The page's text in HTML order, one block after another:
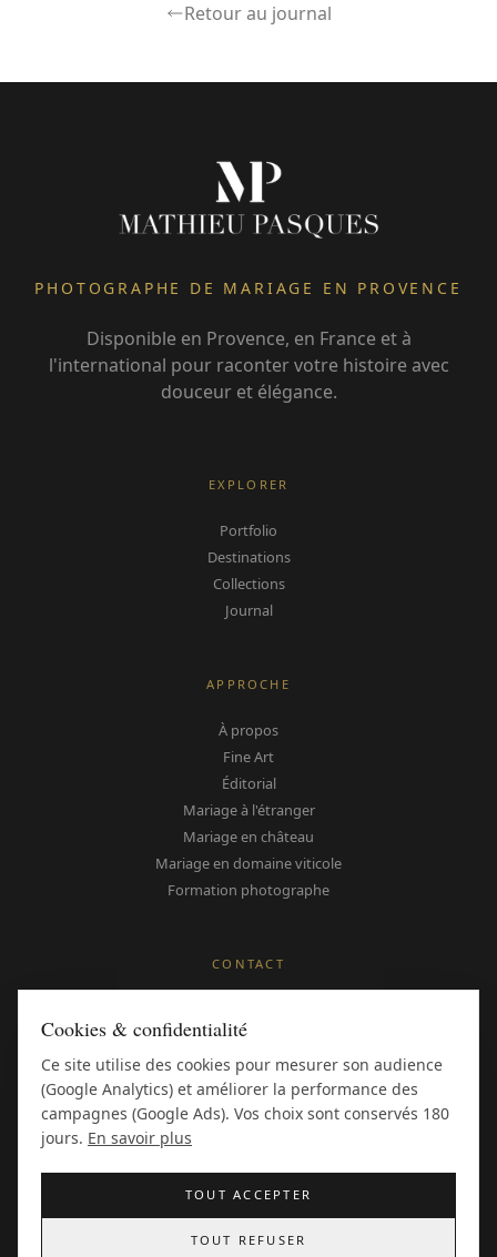
Retour au journal
PHOTOGRAPHE DE MARIAGE EN PROVENCE
Disponible en Provence, en France et à
l'international pour raconter votre histoire avec
douceur et élégance.
EXPLORER
Portfolio
Destinations
Collections
Journal
APPROCHE
À propos
Fine Art
Éditorial
Mariage à l'étranger
Mariage en château
Mariage en domaine viticole
Formation photographe
CONTACT
Instagram
Pinterest
Avis Google
Style Me Pretty
2026 Mathieu Pasques
Cookies & confidentialité
Ce site utilise des cookies pour mesurer son audience
(Google Analytics) et améliorer la performance des
campagnes (Google Ads). Vos choix sont conservés 180
jours. En savoir plus
TOUT ACCEPTER
TOUT REFUSER